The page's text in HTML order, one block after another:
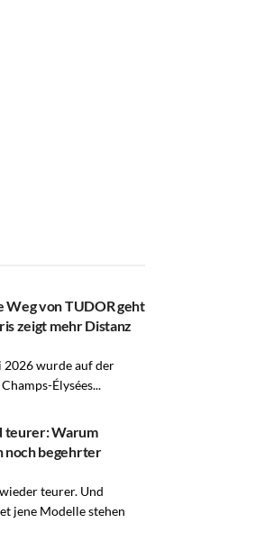
Weg von TUDOR geht
zeigt mehr Distanz
2026 wurde auf der
Élysées...
teurer: Warum
noch begehrter
teurer. Und
jene Modelle stehen